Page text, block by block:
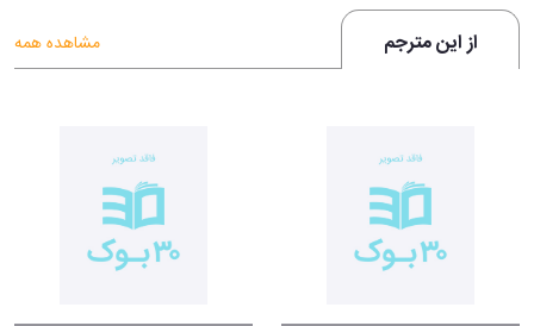
از این مترجم مشاهده همه